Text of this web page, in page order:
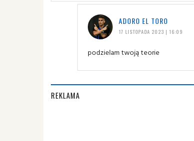
ADORO EL TORO
17 LISTOPADA 2023 | 16:09
podzielam twoją teorie
REKLAMA